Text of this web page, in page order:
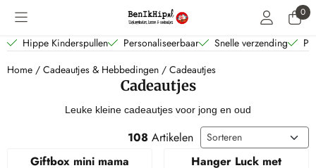
Cookievoorkeuren zijn beschikbaar. Kies instellingen of sta alle 0
Hippe Kinderspullen Personaliseerbaar Snelle verzending
Home / Cadeautjes & Hebbedingen / Cadeautjes
Cadeautjes
Leuke kleine cadeautjes voor jong en oud
108 Artikelen Sorteermethode
Giftbox mini mama
Hanger Luck met